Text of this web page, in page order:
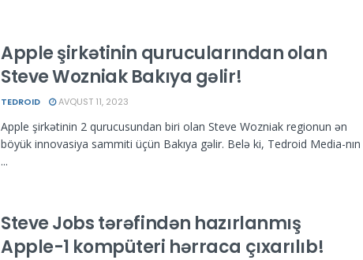
Apple şirkətinin qurucularından olan
Steve Wozniak Bakıya gəlir!
TEDROID AVQUST 11, 2023
Apple şirkətinin 2 qurucusundan biri olan Steve Wozniak regionun ən
böyük innovasiya sammiti üçün Bakıya gəlir. Belə ki, Tedroid Media-nın
...
Steve Jobs tərəfindən hazırlanmış
Apple-1 kompüteri hərraca çıxarılıb!